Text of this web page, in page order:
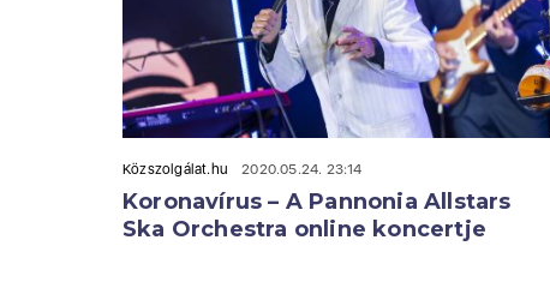
Közszolgálat.hu 2020.05.24. 23:14
Koronavírus – A Pannonia Allstars
Ska Orchestra online koncertje